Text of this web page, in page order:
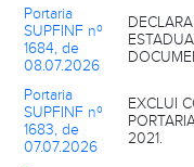
Portaria
SUPFINF nº
1684, de
08.07.2026
Portaria
SUPFINF nº
1683, de
07.07.2026
EXCLUI
2021.